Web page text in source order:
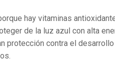
hay vitaminas
de la luz azul con alta
protección contra el desarrollo